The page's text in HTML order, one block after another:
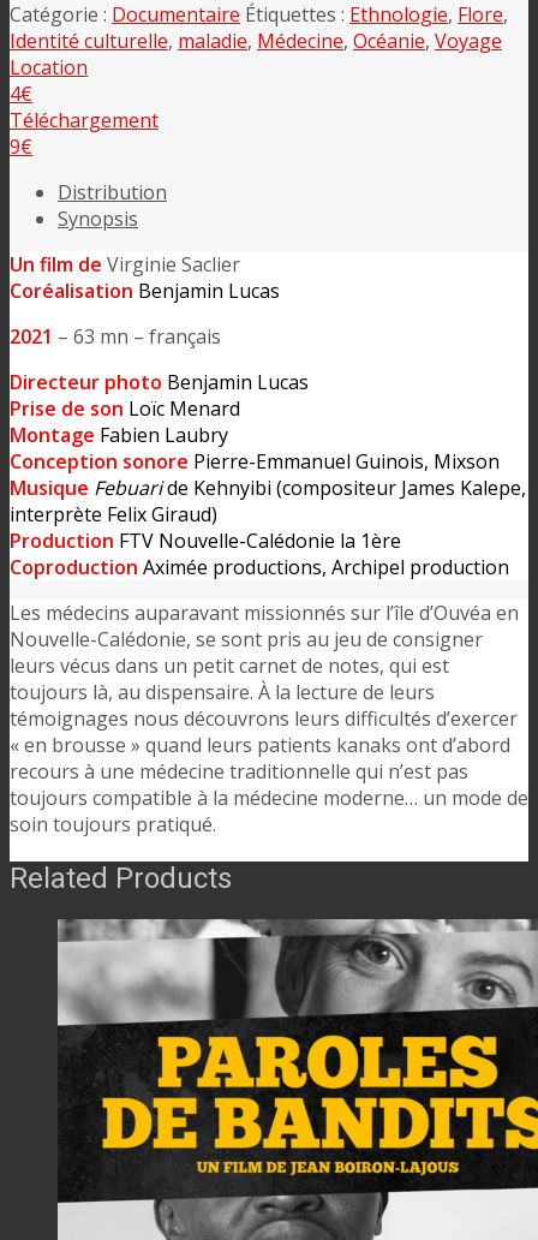
Catégorie : Documentaire Étiquettes : Ethnologie, Flore,
Identité culturelle, maladie, Médecine, Océanie, Voyage
Location
4€
Téléchargement
9€
Distribution
Synopsis
Un film de Virginie Saclier
Coréalisation Benjamin Lucas
2021 – 63 mn – français
Directeur photo Benjamin Lucas
Prise de son Loïc Menard
Montage Fabien Laubry
Conception sonore Pierre-Emmanuel Guinois, Mixson
Musique Febuaride Kehnyibi (compositeur James Kalepe,
interprète Felix Giraud)
Production FTV Nouvelle-Calédonie la 1ère
Coproduction Aximée productions, Archipel production
Les médecins auparavant missionnés sur l’île d’Ouvéa en
Nouvelle-Calédonie, se sont pris au jeu de consigner
leurs vécus dans un petit carnet de notes, qui est
toujours là, au dispensaire. À la lecture de leurs
témoignages nous découvrons leurs difficultés d’exercer
« en brousse » quand leurs patients kanaks ont d’abord
recours à une médecine traditionnelle qui n’est pas
toujours compatible à la médecine moderne… un mode de
soin toujours pratiqué.
Related Products